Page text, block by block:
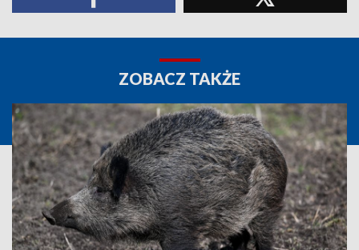
ZOBACZ TAKŻE